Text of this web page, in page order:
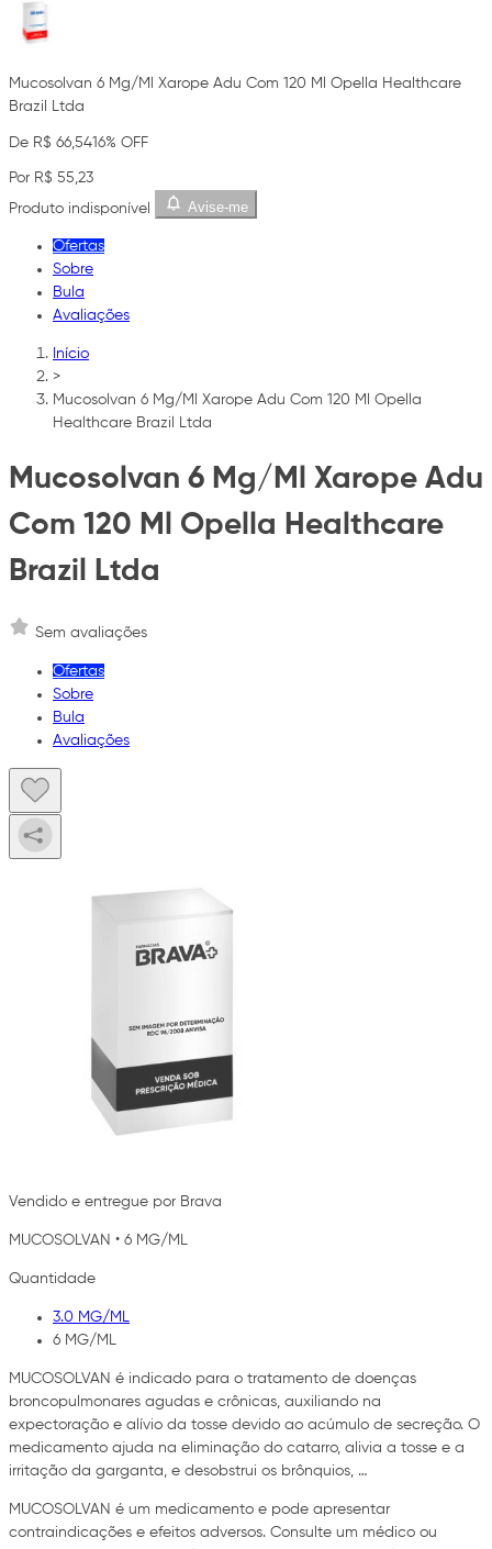
Mucosolvan 6 Mg/Ml Xarope Adu Com 120 Ml Opella Healthcare
Brazil Ltda
De R$ 66,5416% OFF
Por R$ 55,23
Produto indisponível
Avise-me
Ofertas
Sobre
Bula
Avaliações
Início
>
Mucosolvan 6 Mg/Ml Xarope Adu Com 120 Ml Opella
Healthcare Brazil Ltda
Mucosolvan 6 Mg/Ml Xarope Adu
Com 120 Ml Opella Healthcare
Brazil Ltda
Sem avaliações
Ofertas
Sobre
Bula
Avaliações
Vendido e entregue por Brava
MUCOSOLVAN • 6 MG/ML
Quantidade
3.0 MG/ML
6 MG/ML
MUCOSOLVAN é indicado para o tratamento de doenças
broncopulmonares agudas e crônicas, auxiliando na
expectoração e alívio da tosse devido ao acúmulo de secreção. O
medicamento ajuda na eliminação do catarro, alivia a tosse e a
irritação da garganta, e desobstrui os brônquios, …
MUCOSOLVAN é um medicamento e pode apresentar
contraindicações e efeitos adversos. Consulte um médico ou